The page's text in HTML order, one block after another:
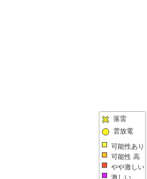
落雷
雲放電
可能性あり
可能性 高
やや激しい
激しい